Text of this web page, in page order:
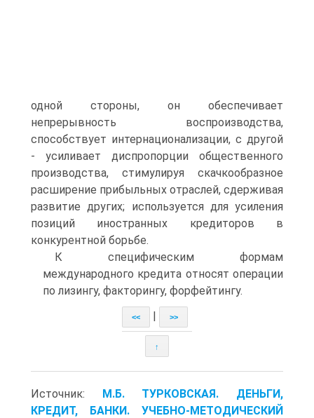
одной стороны, он обеспечивает
непрерывность воспроизводства,
способствует интернационализации, с другой
- усиливает диспропорции общественного
производства, стимулируя скачкообразное
расширение прибыльных отраслей, сдерживая
развитие других; используется для усиления
позиций иностранных кредиторов в
конкурентной борьбе.
К специфическим формам
международного кредита относят операции
по лизингу, факторингу, форфейтингу.
<< >>
↑
Источник: М.Б. ТУРКОВСКАЯ. ДЕНЬГИ,
КРЕДИТ, БАНКИ. УЧЕБНО-МЕТОДИЧЕСКИЙ